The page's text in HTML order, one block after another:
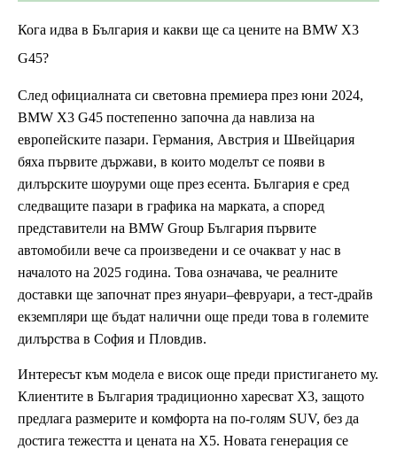
Кога идва в България и какви ще са цените на BMW X3
G45?
След официалната си световна премиера през юни 2024,
BMW X3 G45 постепенно започна да навлиза на
европейските пазари. Германия, Австрия и Швейцария
бяха първите държави, в които моделът се появи в
дилърските шоуруми още през есента. България е сред
следващите пазари в графика на марката, а според
представители на BMW Group България първите
автомобили вече са произведени и се очакват у нас в
началото на 2025 година. Това означава, че реалните
доставки ще започнат през януари–февруари, а тест-драйв
екземпляри ще бъдат налични още преди това в големите
дилърства в София и Пловдив.
Интересът към модела е висок още преди пристигането му.
Клиентите в България традиционно харесват X3, защото
предлага размерите и комфорта на по-голям SUV, без да
достига тежестта и цената на X5. Новата генерация се